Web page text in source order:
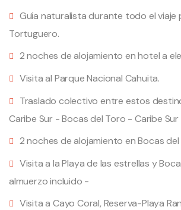
Guía naturalista durante todo el viaje
Tortuguero.
2 noches de alojamiento en hotel a
Visita al Parque Nacional Cahuita.
Traslado colectivo entre estos
Caribe Sur - Bocas del Toro - Caribe Sur
2 noches de alojamiento en Bocas del
Visita a la Playa de las estrellas y
almuerzo incluido -
Visita a Cayo Coral, Reserva-Playa